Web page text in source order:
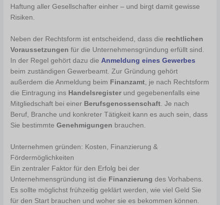
Haftung aller Gesellschafter einher – und birgt damit gewisse
Risiken.
Neben der Rechtsform ist entscheidend, dass die rechtlichen
Voraussetzungen für die Unternehmensgründung erfüllt sind.
In der Regel gehört dazu die Anmeldung eines Gewerbes
beim zuständigen Gewerbeamt. Zur Gründung gehört
außerdem die Anmeldung beim Finanzamt , je nach Rechtsform
die Eintragung ins Handelsregister und gegebenenfalls eine
Mitgliedschaft bei einer Berufsgenossenschaft . Je nach
Beruf, Branche und konkreter Tätigkeit kann es auch sein, dass
Sie bestimmteGenehmigungen brauchen.
Unternehmen gründen: Kosten, Finanzierung &
Fördermöglichkeiten
Ein zentraler Faktor für den Erfolg bei der
Unternehmensgründung ist die Finanzierung des Vorhabens.
Es sollte möglichst frühzeitig geklärt werden, wie viel Geld Sie
für den Start brauchen und woher sie es bekommen können.